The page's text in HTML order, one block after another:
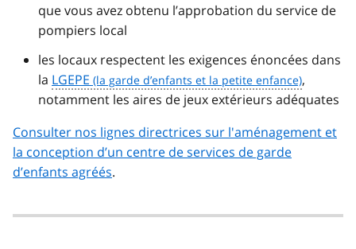
que vous avez obtenu l’approbation du service de
pompiers local
les locaux respectent les exigences énoncées dans
la LGEPE
,
notamment les aires de jeux extérieurs adéquates
Consulter nos lignes directrices sur l'aménagement et
la conception d’un centre de services de garde
d’enfants agréés.